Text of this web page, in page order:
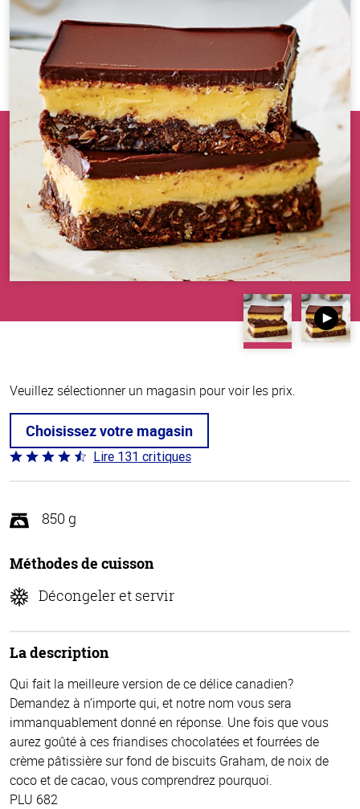
Veuillez sélectionner un magasin pour voir les prix.
Choisissez votre magasin
Coté
4.4 sur
Lire 131 critiques
850 g
Méthodes de cuisson
Décongeler et servir
La description
Qui fait la meilleure version de ce délice canadien?
Demandez à n’importe qui, et notre nom vous sera
immanquablement donné en réponse. Une fois que vous
aurez goûté à ces friandises chocolatées et fourrées de
crème pâtissière sur fond de biscuits Graham, de noix de
coco et de cacao, vous comprendrez pourquoi.
PLU 682